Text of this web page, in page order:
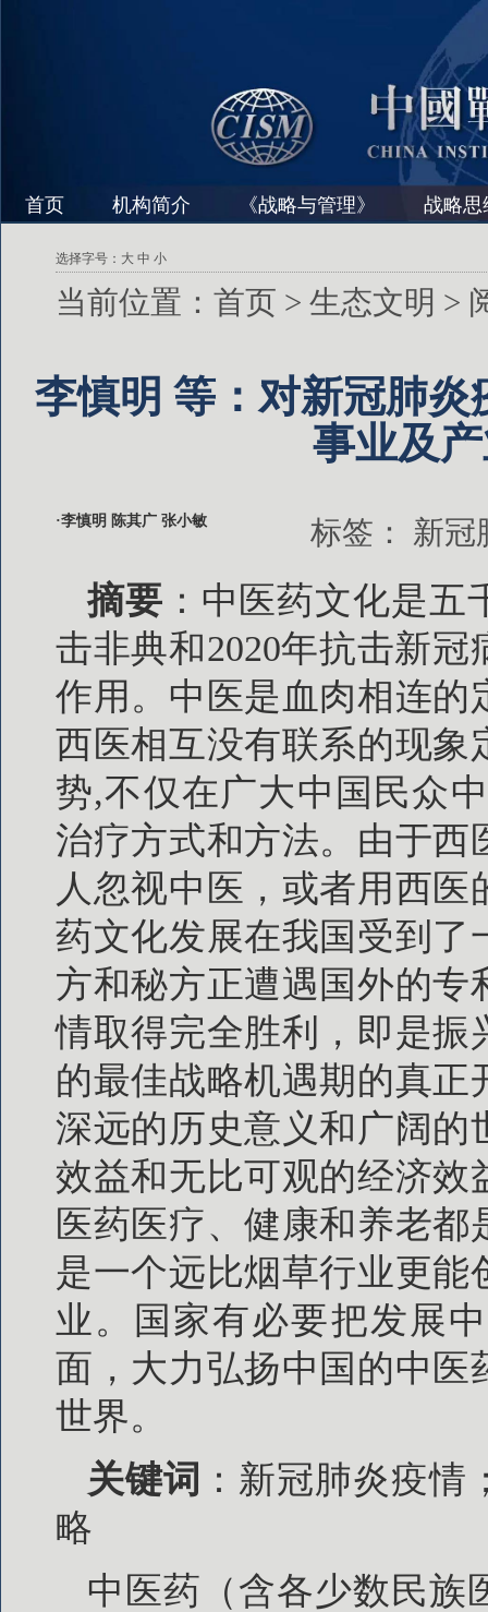
首页 机构简介 《战略与管理》 战略思
选择字号： 大 中 小
当前位置： 首页 > 生态文明 >
李慎明 等：对新冠肺
事业及
·李慎明 陈其广 张小敏 标签： 新冠
摘要 ：中医药文化是
击非典和2020年抗击新
作用。中医是血肉相连的
西医相互没有联系的现象
势,不仅在广大中国民众
治疗方式和方法。由于
人忽视中医，或者用西
药文化发展在我国受到了
方和秘方正遭遇国外的
情取得完全胜利，即是振
的最佳战略机遇期的真
深远的历史意义和广阔的
效益和无比可观的经济效
医药医疗、健康和养老
是一个远比烟草行业更
业。国家有必要把发展
面，大力弘扬中国的中医
世界。
关键词 ：新冠肺炎疫
略
中医药（含各少数民族